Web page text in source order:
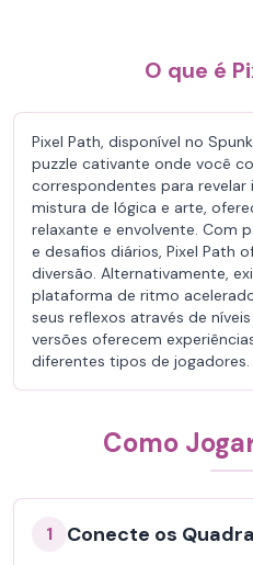
O que é
Pixel Path, disponível no
puzzle cativante onde você
correspondentes para revelar
mistura de lógica e arte,
relaxante e envolvente. Com
e desafios diários, Pixel Path
diversão. Alternativamente,
plataforma de ritmo
seus reflexos através de
versões oferecem
diferentes tipos de jogadores.
Como
1 Conecte os